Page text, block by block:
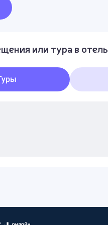
или тура в отель